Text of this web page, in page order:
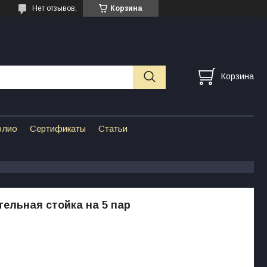
Корзина
Нет отзывов,
Корзина
Сертификаты Статьи
стойка на 5 пар